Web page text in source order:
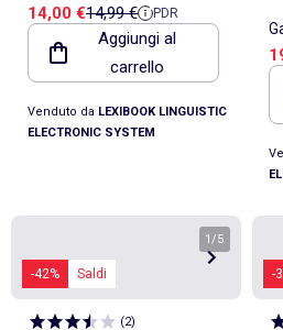
Prezzo di vendita
14,00 €Prezzo di riferimento
14,99 € PDR
Aggiungi al
carrello
Venduto da LEXIBOOK LINGUISTIC
ELECTRONIC SYSTEM
-42% Saldi
1 /5
(2)
-